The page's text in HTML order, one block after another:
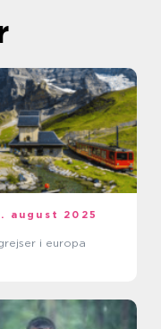
august 2025
i europa